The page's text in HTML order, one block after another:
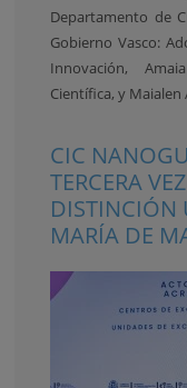
Departamento de
Gobierno Vasco:
Innovación,
Científica, y
CIC
TERCERA
DISTINCIÓN
MARÍA DE